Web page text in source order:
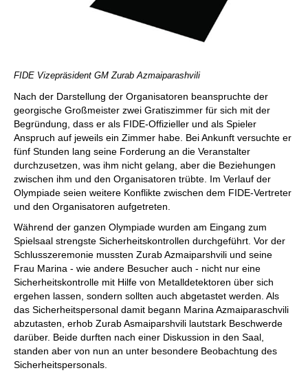
FIDE Vizepräsident GM Zurab Azmaiparashvili
Nach der Darstellung der Organisatoren beanspruchte der
georgische Großmeister zwei Gratiszimmer für sich mit der
Begründung, dass er als FIDE-Offizieller und als Spieler
Anspruch auf jeweils ein Zimmer habe. Bei Ankunft versuchte er
fünf Stunden lang seine Forderung an die Veranstalter
durchzusetzen, was ihm nicht gelang, aber die Beziehungen
zwischen ihm und den Organisatoren trübte. Im Verlauf der
Olympiade seien weitere Konflikte zwischen dem FIDE-Vertreter
und den Organisatoren aufgetreten.
Während der ganzen Olympiade wurden am Eingang zum
Spielsaal strengste Sicherheitskontrollen durchgeführt. Vor der
Schlusszeremonie mussten Zurab Azmaiparshvili und seine
Frau Marina - wie andere Besucher auch - nicht nur eine
Sicherheitskontrolle mit Hilfe von Metalldetektoren über sich
ergehen lassen, sondern sollten auch abgetastet werden. Als
das Sicherheitspersonal damit begann Marina Azmaiparaschvili
abzutasten, erhob Zurab Asmaiparshvili lautstark Beschwerde
darüber. Beide durften nach einer Diskussion in den Saal,
standen aber von nun an unter besondere Beobachtung des
Sicherheitspersonals.